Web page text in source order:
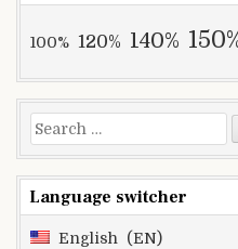
100% 120% 140%
Search
for:
Language switcher
English
EN